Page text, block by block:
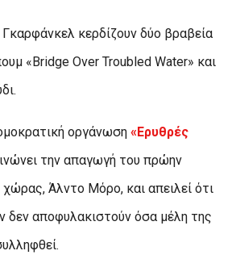
Γκαρφάνκελ κερδίζουν δύο βραβεία
«Bridge Over Troubled Water» και
οργάνωση «Ερυθρές
την απαγωγή του πρώην
Άλντο Μόρο, και απειλεί ότι
δεν αποφυλακιστούν όσα μέλη της